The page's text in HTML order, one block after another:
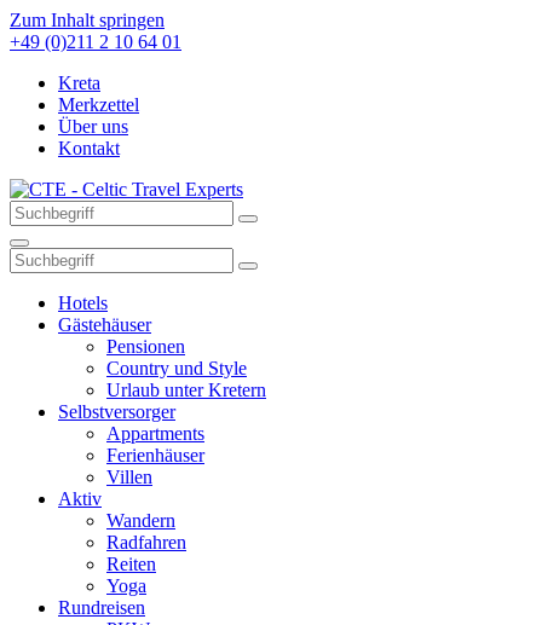
Zum Inhalt springen
+49 (0)211 2 10 64 01
Kreta
Merkzettel
Über uns
Kontakt
Hotels
Gästehäuser
Pensionen
Country und Style
Urlaub unter Kretern
Selbstversorger
Appartments
Ferienhäuser
Villen
Aktiv
Wandern
Radfahren
Reiten
Yoga
Rundreisen